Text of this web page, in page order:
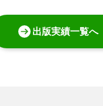
出版実績一覧へ